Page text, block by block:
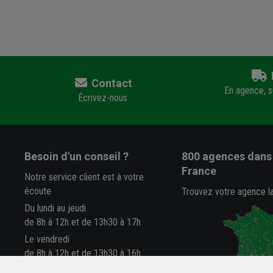
Contact
Écrivez-nous
En agence,
Besoin d'un conseil ?
Notre service client est à votre
écoute
Du lundi au jeudi
de 8h à 12h et de 13h30 à 17h
Le vendredi
de 8h à 12h et de 13h30 à 16h
800 agences
France
Trouvez votre agence